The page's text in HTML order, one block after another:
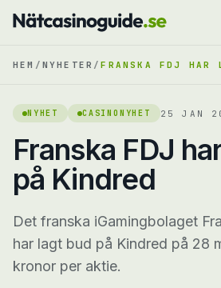
HEM / NYHETER /FRANSKA FDJ HAR
NYHET CASINONYHET 25 JAN
Franska FDJ
på Kindred
Det franska iGamingbolaget
har lagt bud på Kindred på 28
kronor per aktie.